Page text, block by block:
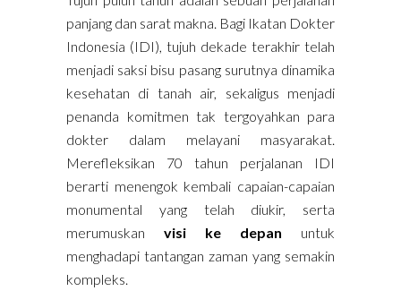
panjang dan sarat makna. Bagi Ikatan Dokter
Indonesia (IDI), tujuh dekade terakhir telah
menjadi saksi bisu pasang surutnya dinamika
kesehatan di tanah air, sekaligus menjadi
penanda komitmen tak tergoyahkan para
dokter dalam melayani masyarakat.
Merefleksikan 70 tahun perjalanan IDI
berarti menengok kembali capaian-capaian
monumental yang telah diukir, serta
merumuskan visi ke depan untuk
menghadapi tantangan zaman yang semakin
kompleks.